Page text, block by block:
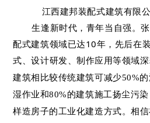
江西建邦装配式建筑有限
生逢新时代，青年当自强。
配式建筑领域已达10年， 先后在
式、设计研发、制作应用等领域深
建筑相比较传统建筑可减少50%
湿作业和80%的建筑施工扬尘污
样造房子的工业化建造方式。相信